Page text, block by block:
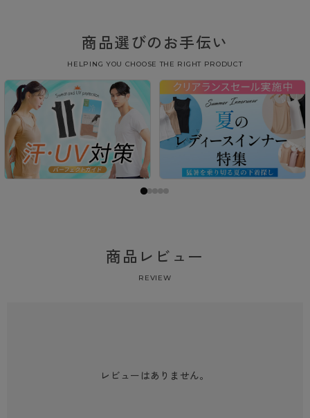
商品選びのお手伝い
HELPING YOU CHOOSE THE RIGHT PRODUCT
商品レビュー
REVIEW
レビューはありません。